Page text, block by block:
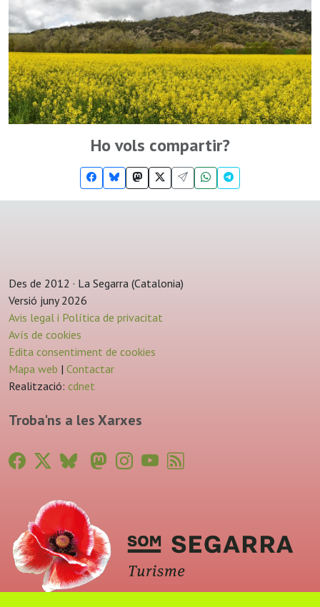
Ho vols compartir?
Des de 2012 · La Segarra (Catalonia)
Versió juny 2026
Avis legal i Política de privacitat
Avís de cookies
Edita consentiment de cookies
Mapa web | Contactar
Realització: cdnet
Troba'ns a les Xarxes